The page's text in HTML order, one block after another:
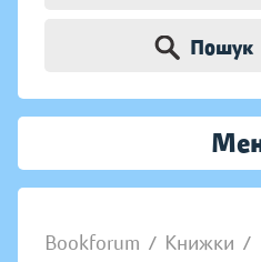
Пошук
Bookforum / Книжки /